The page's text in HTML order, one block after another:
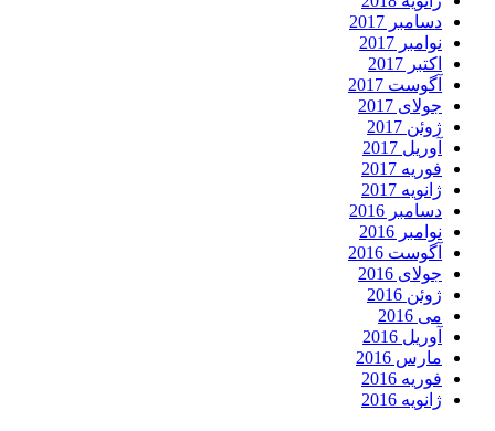
دسامبر 2017
نوامبر 2017
اکتبر 2017
آگوست 2017
جولای 2017
ژوئن 2017
آوریل 2017
فوریه 2017
ژانویه 2017
دسامبر 2016
نوامبر 2016
آگوست 2016
جولای 2016
ژوئن 2016
می 2016
آوریل 2016
مارس 2016
فوریه 2016
ژانویه 2016